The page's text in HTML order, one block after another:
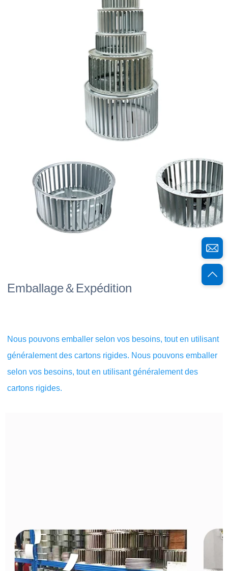
Emballage＆Expédition
Nous pouvons emballer selon vos besoins, tout en utilisant
généralement des cartons rigides. Nous pouvons emballer
selon vos besoins, tout en utilisant généralement des
cartons rigides.